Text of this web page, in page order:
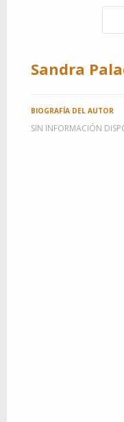
Sandra
BIOGRAFÍA DEL AUTOR
SIN INFORMACIÓN